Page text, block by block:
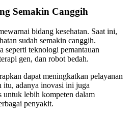
Semakin Canggih
bidang kesehatan. Saat ini,
sudah semakin canggih.
seperti teknologi pemantauan
gen, dan robot bedah.
dapat meningkatkan pelayanan
itu, adanya inovasi ini juga
untuk lebih kompeten dalam
penyakit.